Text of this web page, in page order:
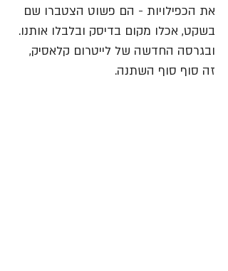
את הכפילויות - הם פשוט הצטברו שם
בשקט, אכלו מקום בדיסק ובלבלו אותנו.
ובגרסה החדשה של לייטרום קלאסיק,
זה סוף סוף השתנה.